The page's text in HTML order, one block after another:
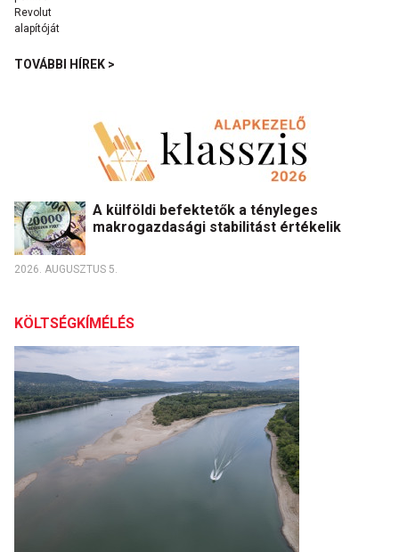
TOVÁBBI HÍREK >
A külföldi befektetők a tényleges
makrogazdasági stabilitást értékelik
2026. AUGUSZTUS 5.
KÖLTSÉGKÍMÉLÉS